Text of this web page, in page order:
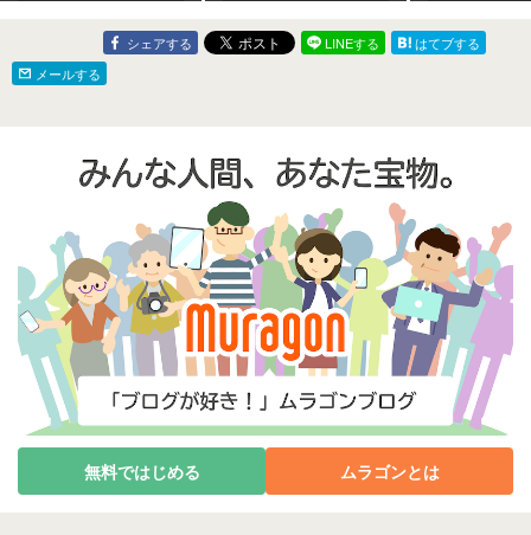
シェアする LINEする
はてブする
メールする
無料ではじめる ムラゴンとは